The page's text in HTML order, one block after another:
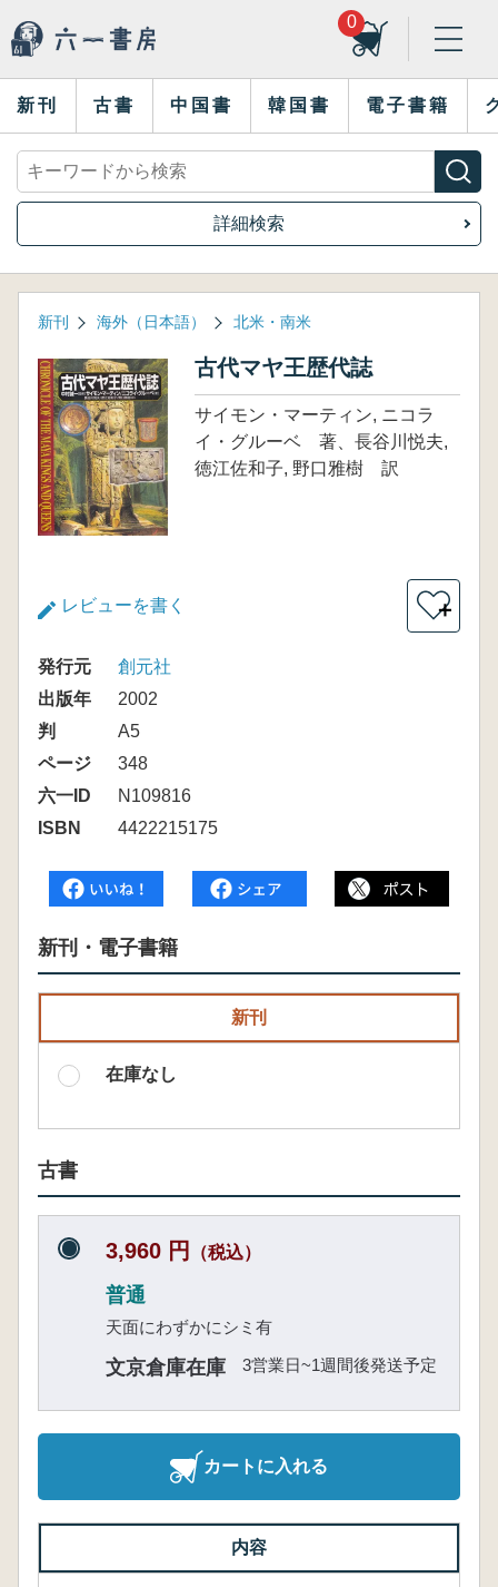
0
新刊 古書 中国書 韓国書 電子書籍
詳細検索
新刊 海外（日本語） 北米・南米
古代マヤ王歴代誌
サイモン・マーティン, ニコラ
イ・グルーベ 著、長谷川悦夫,
徳江佐和子, 野口雅樹 訳
レビューを書く ＋
発行元
創元社
出版年
2002
判
A5
ページ
348
六一ID
N109816
ISBN
4422215175
新刊・電子書籍
新刊
在庫なし
古書
3,960 円 （税込）
普通
天面にわずかにシミ有
文京倉庫在庫 3営業日~1週間後発送予定
カートに入れる
内容